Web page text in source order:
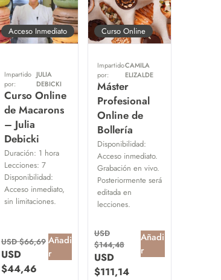
Acceso Inmediato
Impartido
por:
JULIA
DEBICKI
Curso Online
de Macarons
– Julia
Debicki
Duración: 1 hora
Lecciones: 7
Disponibilidad:
Acceso inmediato,
sin limitaciones.
USD $66,69
USD
$44,46
Añadi
r
Curso Online
Impartido
por:
CAMILA
ELIZALDE
Máster
Profesional
Online de
Bollería
Disponibilidad:
Acceso inmediato.
Grabación en vivo.
Posteriormente será
editada en
lecciones.
USD
$144,48
USD
$111,14
Añadi
r